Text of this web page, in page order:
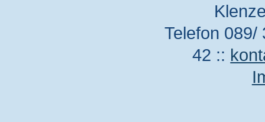
Telefon
42 ::